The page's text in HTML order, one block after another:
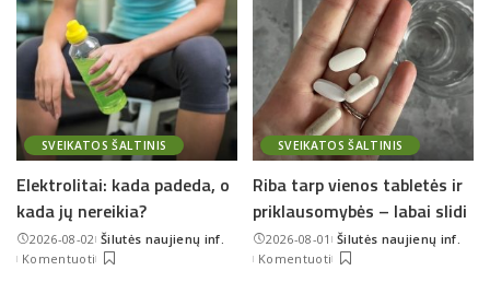
SVEIKATOS ŠALTINIS
Elektrolitai: kada padeda, o
kada jų nereikia?
2026-08-02Posted
by
Šilutės naujienų inf.
Komentuoti
SVEIKATOS ŠALTINIS
Riba tarp vienos tabletės ir
priklausomybės – labai slidi
2026-08-01 Posted
by
Šilutės naujienų inf.
Komentuoti